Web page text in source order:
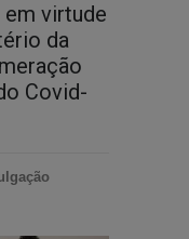
virtude
da
Covid-